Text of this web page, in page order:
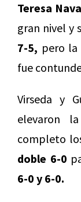
Teresa
gran nivel y
7-5, pero la
fue
Virseda y
elevaron
completo
doble 6-0
6-0 y 6-0.